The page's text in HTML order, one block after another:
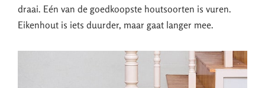
draai. Eén van de goedkoopste houtsoorten is vuren.
Eikenhout is iets duurder, maar gaat langer mee.